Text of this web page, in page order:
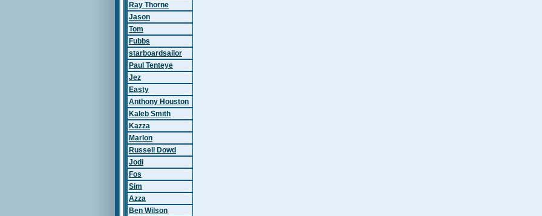
Ray Thorne
Jason
Tom
Fubbs
starboardsailor
Paul Tenteye
Jez
Easty
Anthony Houston
Kaleb Smith
Kazza
Marlon
Russell Dowd
Jodi
Fos
Sim
Azza
Ben Wilson